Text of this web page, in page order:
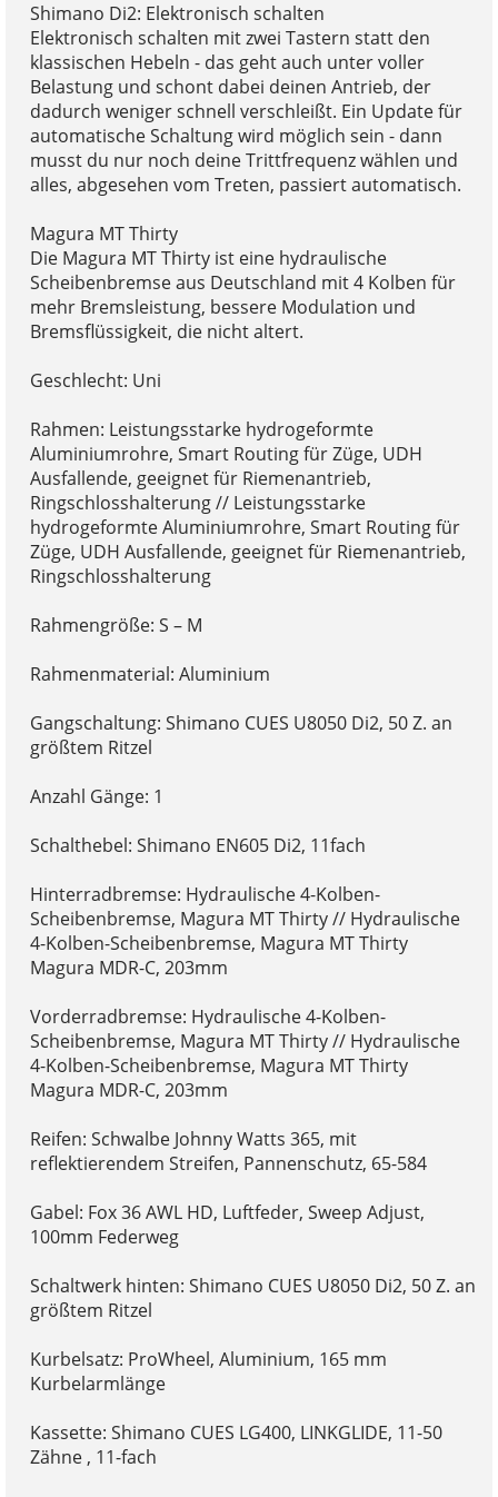
Shimano Di2: Elektronisch schalten
Elektronisch schalten mit zwei Tastern statt den
klassischen Hebeln - das geht auch unter voller
Belastung und schont dabei deinen Antrieb, der
dadurch weniger schnell verschleißt. Ein Update für
automatische Schaltung wird möglich sein - dann
musst du nur noch deine Trittfrequenz wählen und
alles, abgesehen vom Treten, passiert automatisch.
Magura MT Thirty
Die Magura MT Thirty ist eine hydraulische
Scheibenbremse aus Deutschland mit 4 Kolben für
mehr Bremsleistung, bessere Modulation und
Bremsflüssigkeit, die nicht altert.
Geschlecht: Uni
Rahmen: Leistungsstarke hydrogeformte
Aluminiumrohre, Smart Routing für Züge, UDH
Ausfallende, geeignet für Riemenantrieb,
Ringschlosshalterung // Leistungsstarke
hydrogeformte Aluminiumrohre, Smart Routing für
Züge, UDH Ausfallende, geeignet für Riemenantrieb,
Ringschlosshalterung
Rahmengröße: S – M
Rahmenmaterial: Aluminium
Gangschaltung: Shimano CUES U8050 Di2, 50 Z. an
größtem Ritzel
Anzahl Gänge: 1
Schalthebel: Shimano EN605 Di2, 11fach
Hinterradbremse: Hydraulische 4-Kolben-
Scheibenbremse, Magura MT Thirty // Hydraulische
4-Kolben-Scheibenbremse, Magura MT Thirty
Magura MDR-C, 203mm
Vorderradbremse: Hydraulische 4-Kolben-
Scheibenbremse, Magura MT Thirty // Hydraulische
4-Kolben-Scheibenbremse, Magura MT Thirty
Magura MDR-C, 203mm
Reifen: Schwalbe Johnny Watts 365, mit
reflektierendem Streifen, Pannenschutz, 65-584
Gabel: Fox 36 AWL HD, Luftfeder, Sweep Adjust,
100mm Federweg
Schaltwerk hinten: Shimano CUES U8050 Di2, 50 Z. an
größtem Ritzel
Kurbelsatz: ProWheel, Aluminium, 165 mm
Kurbelarmlänge
Kassette: Shimano CUES LG400, LINKGLIDE, 11-50
Zähne , 11-fach